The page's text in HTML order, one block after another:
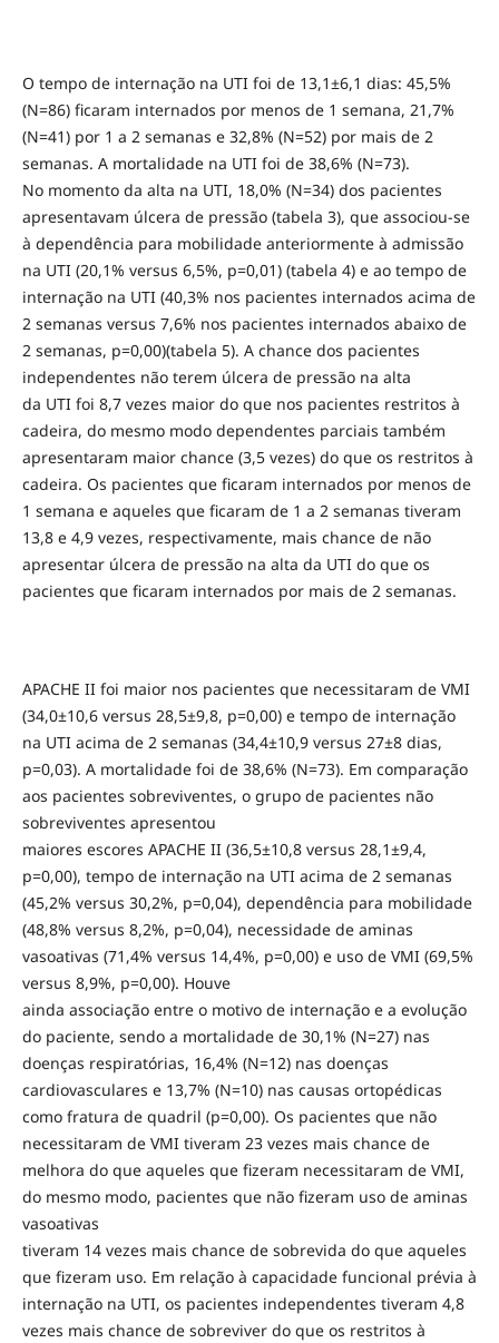
O tempo de internação na UTI foi de 13,1±6,1 dias: 45,5%
(N=86) ficaram internados por menos de 1 semana, 21,7%
(N=41) por 1 a 2 semanas e 32,8% (N=52) por mais de 2
semanas. A mortalidade na UTI foi de 38,6% (N=73).
No momento da alta na UTI, 18,0% (N=34) dos pacientes
apresentavam úlcera de pressão (tabela 3), que associou-se
à dependência para mobilidade anteriormente à admissão
na UTI (20,1% versus 6,5%, p=0,01) (tabela 4) e ao tempo de
internação na UTI (40,3% nos pacientes internados acima de
2 semanas versus 7,6% nos pacientes internados abaixo de
2 semanas, p=0,00)(tabela 5). A chance dos pacientes
independentes não terem úlcera de pressão na alta
da UTI foi 8,7 vezes maior do que nos pacientes restritos à
cadeira, do mesmo modo dependentes parciais também
apresentaram maior chance (3,5 vezes) do que os restritos à
cadeira. Os pacientes que ficaram internados por menos de
1 semana e aqueles que ficaram de 1 a 2 semanas tiveram
13,8 e 4,9 vezes, respectivamente, mais chance de não
apresentar úlcera de pressão na alta da UTI do que os
pacientes que ficaram internados por mais de 2 semanas.
APACHE II foi maior nos pacientes que necessitaram de VMI
(34,0±10,6 versus 28,5±9,8, p=0,00) e tempo de internação
na UTI acima de 2 semanas (34,4±10,9 versus 27±8 dias,
p=0,03). A mortalidade foi de 38,6% (N=73). Em comparação
aos pacientes sobreviventes, o grupo de pacientes não
sobreviventes apresentou
maiores escores APACHE II (36,5±10,8 versus 28,1±9,4,
p=0,00), tempo de internação na UTI acima de 2 semanas
(45,2% versus 30,2%, p=0,04), dependência para mobilidade
(48,8% versus 8,2%, p=0,04), necessidade de aminas
vasoativas (71,4% versus 14,4%, p=0,00) e uso de VMI (69,5%
versus 8,9%, p=0,00). Houve
ainda associação entre o motivo de internação e a evolução
do paciente, sendo a mortalidade de 30,1% (N=27) nas
doenças respiratórias, 16,4% (N=12) nas doenças
cardiovasculares e 13,7% (N=10) nas causas ortopédicas
como fratura de quadril (p=0,00). Os pacientes que não
necessitaram de VMI tiveram 23 vezes mais chance de
melhora do que aqueles que fizeram necessitaram de VMI,
do mesmo modo, pacientes que não fizeram uso de aminas
vasoativas
tiveram 14 vezes mais chance de sobrevida do que aqueles
que fizeram uso. Em relação à capacidade funcional prévia à
internação na UTI, os pacientes independentes tiveram 4,8
vezes mais chance de sobreviver do que os restritos à